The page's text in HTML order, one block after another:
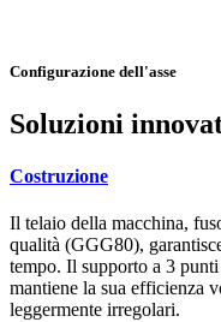
Configurazione dell'asse
Soluzioni
Costruzione
Il telaio della macchina,
qualità (GGG80),
tempo. Il supporto a 3
mantiene la sua efficienza
leggermente irregolari.